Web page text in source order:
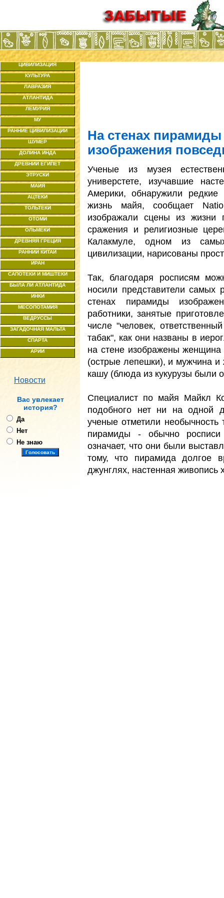
ЦИВИЛИЗАЦИЯ
КУЛЬТУРА
ЛАВРАЗИЯ
АТЛАНТИДА
ЛЕМУРИЯ
МУ
РАННИЕ ЦИВИЛИЗАЦИИ
ШУМЕР
ДОЛИНА ИНДА
ДРЕВНИЙ ЕГИПЕТ
ЭТРУСКИ
МАЙЯ
АЦТЕКИ
ТОЛЬТЕКИ
ОТОМИ
ОЛЬМЕКИ
ДРЕВНЯЯ ГРЕЦИЯ
РАННИЙ КИТАЙ
ИРАН
САПОТЕКИ И МИШТЕКИ
БЫЛА ЛИ АТЛАНТИДА
ИНКИ
МЕСОПОТАМИЯ
ВЕДРУССЫ
ЗАГАДОЧНАЯ МАЛЬТА
СПАРТА
АРИИ
Новости
Ваc увлекает
история?
Да
Нет
Не знаю
На стенах
изображения
Ученые из музея
универстете, изучавшие
Америки, обнаружили редкие
жизнь майя, сообщает
изображали сцены из жизни
сражения и религиозные
Калакмуле, одном из
цивилизации, нарисованы
Так, благодаря росписям
носили представители самых
стенах пирамиды
работники, занятые
числе "человек,
табак", как они названы в
на стене изображены
(острые лепешки), и мужчина
кашу (блюда из кукурузы были
Специалист по майя Майкл
подобного нет ни на одной
ученые отметили необычность
пирамиды - обычно
означает, что они были
тому, что пирамида долгое
джунглях, настенная живопись